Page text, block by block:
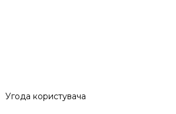
Угода користувача